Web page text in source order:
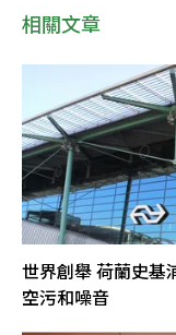
相關文章
世界創舉 荷蘭史基
空污和噪音